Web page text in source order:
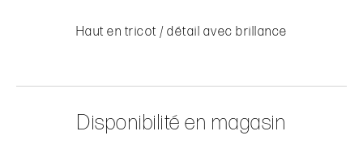
Haut en tricot / détail avec brillance
Disponibilité en magasin